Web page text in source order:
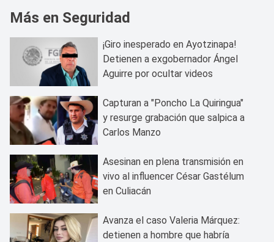
Más en Seguridad
¡Giro inesperado en Ayotzinapa!
Detienen a exgobernador Ángel
Aguirre por ocultar videos
Capturan a "Poncho La Quiringua"
y resurge grabación que salpica a
Carlos Manzo
Asesinan en plena transmisión en
vivo al influencer César Gastélum
en Culiacán
Avanza el caso Valeria Márquez:
detienen a hombre que habría